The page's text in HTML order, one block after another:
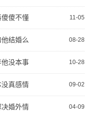
11-05
傻不懂
08-28
结婚么
10-28
没本事
09-02
真感情
04-09
婚外情